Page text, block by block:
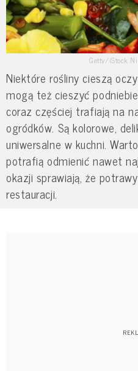
Getty/iStock
Niektóre rośliny cieszą
mogą też cieszyć
coraz częściej trafiają na
ogródków. Są kolorowe,
uniwersalne w kuchni.
potrafią odmienić nawet
okazji sprawiają, że
restauracji.